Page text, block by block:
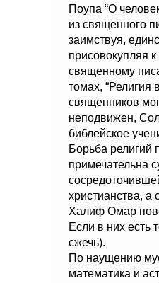
Поупа “О
из священного
заимствуя,
присовокупляя
священному
томах,
священников
неподвижен,
библейское
Борьба религий
примечательна
христианства, а
Халиф Омар
Если в них есть
сжечь).
По наущению
математика и